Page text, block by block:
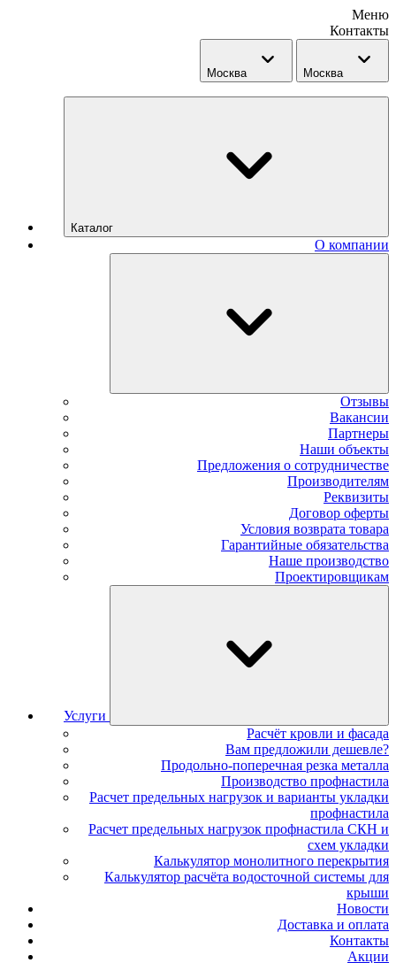
Меню
Контакты
Москва Москва
Каталог
О компании
Отзывы
Вакансии
Партнеры
Наши объекты
Предложения о сотрудничестве
Производителям
Реквизиты
Договор оферты
Условия возврата товара
Гарантийные обязательства
Наше производство
Проектировщикам
Услуги
Расчёт кровли и фасада
Вам предложили дешевле?
Продольно-поперечная резка металла
Производство профнастила
Расчет предельных нагрузок и варианты укладки
профнастила
Расчет предельных нагрузок профнастила СКН и
схем укладки
Калькулятор монолитного перекрытия
Калькулятор расчёта водосточной системы для
крыши
Новости
Доставка и оплата
Контакты
Акции